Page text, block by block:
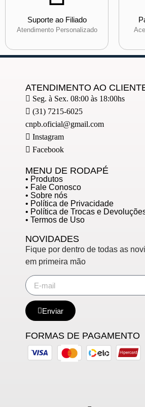
Suporte ao Filiado
Atendimento Personalizado
ATENDIMENTO AO
Seg. à Sex. 08:00 às 18:00hs
(31) 7215-6025
cnpb.oficial@gmail.com
Instagram
Facebook
MENU DE RODAPÉ
• Produtos
• Fale Conosco
• Sobre nós
• Política de Privacidade
• Política de Trocas e
• Termos de Uso
NOVIDADES
Fique por dentro de todas as
em primeira mão
Enviar
FORMAS DE PAGAMENTO